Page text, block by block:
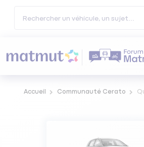
Accueil Communauté Cerato